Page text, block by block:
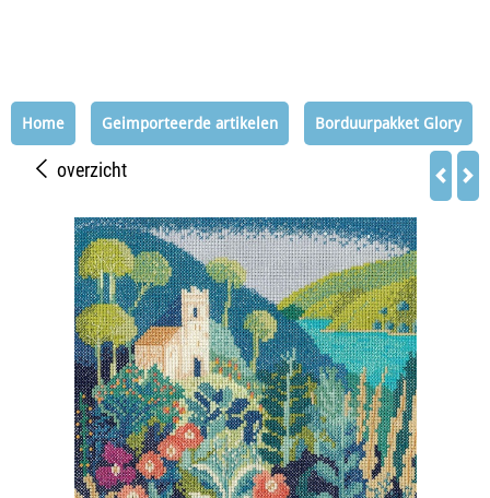
Home Geimporteerde artikelen Borduurpakket Glory
overzicht